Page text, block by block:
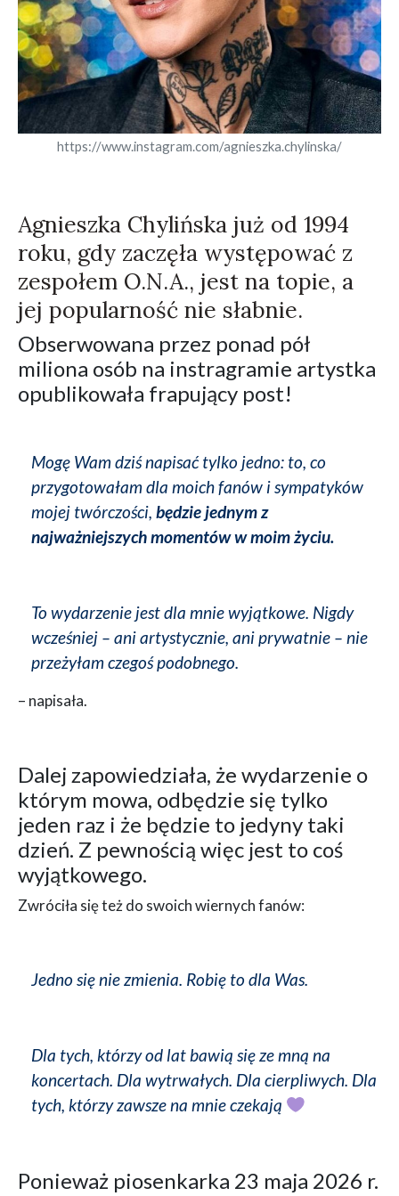
https://www.instagram.com/agnieszka.chylinska/
Agnieszka Chylińska już od 1994
roku, gdy zaczęła występować z
zespołem O.N.A., jest na topie, a
jej popularność nie słabnie.
Obserwowana przez ponad pół
miliona osób na instragramie artystka
opublikowała frapujący post!
Mogę Wam dziś napisać tylko jedno: to, co
przygotowałam dla moich fanów i sympatyków
mojej twórczości, będzie jednym z
najważniejszych momentów w moim życiu.
To wydarzenie jest dla mnie wyjątkowe. Nigdy
wcześniej – ani artystycznie, ani prywatnie – nie
przeżyłam czegoś podobnego.
– napisała.
Dalej zapowiedziała, że wydarzenie o
którym mowa, odbędzie się tylko
jeden raz i że będzie to jedyny taki
dzień. Z pewnością więc jest to coś
wyjątkowego.
Zwróciła się też do swoich wiernych fanów:
Jedno się nie zmienia. Robię to dla Was.
Dla tych, którzy od lat bawią się ze mną na
koncertach. Dla wytrwałych. Dla cierpliwych. Dla
tych, którzy zawsze na mnie czekają
Ponieważ piosenkarka 23 maja 2026 r.